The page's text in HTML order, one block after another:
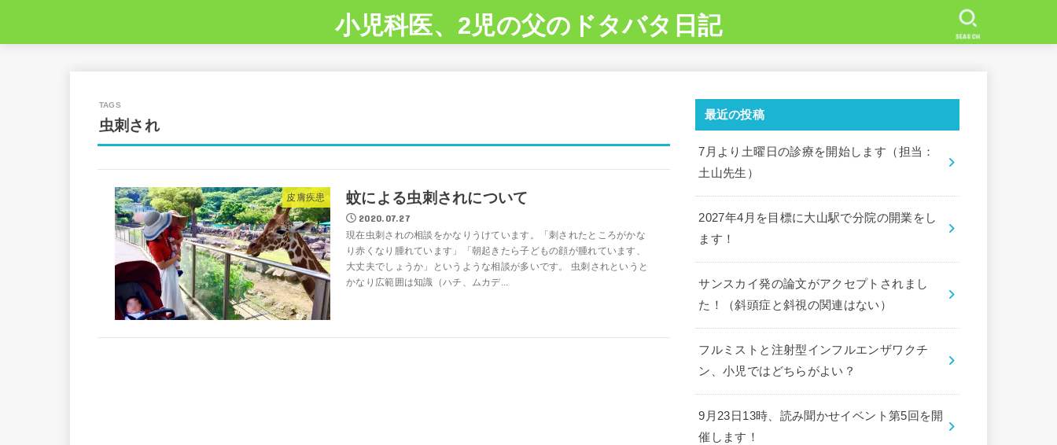
小児科医、2児の父のドタバタ日記 SEARCH
虫刺され
皮膚疾患 蚊による虫刺されについて
2020.07.27
現在虫刺されの相談をかなりうけています。「刺されたところがかな
り赤くなり腫れています」「朝起きたら子どもの顔が腫れています、
大丈夫でしょうか」というような相談が多いです。 虫刺されというと
かなり広範囲は知識（ハチ、ムカデ...
最近の投稿
7月より土曜日の診療を開始します（担当：
土山先生）
2027年4月を目標に大山駅で分院の開業をし
ます！
サンスカイ発の論文がアクセプトされまし
た！（斜頭症と斜視の関連はない）
フルミストと注射型インフルエンザワクチ
ン、小児ではどちらがよい？
9月23日13時、読み聞かせイベント第5回を開
催します！